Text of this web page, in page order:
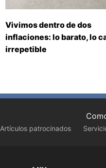
Vivimos dentro de dos
inflaciones: lo barato, lo
irrepetible
Artículos patrocinados